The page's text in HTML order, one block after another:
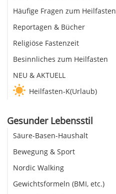
Häufige Fragen zum Heilfasten
Reportagen & Bücher
Religiöse Fastenzeit
Besinnliches zum Heilfasten
NEU & AKTUELL
Heilfasten-K(Urlaub)
Gesunder Lebensstil
Säure-Basen-Haushalt
Bewegung & Sport
Nordic Walking
Gewichtsformeln (BMI, etc.)